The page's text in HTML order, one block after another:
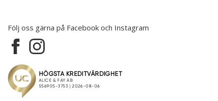
Följ oss gärna på Facebook och Instagram